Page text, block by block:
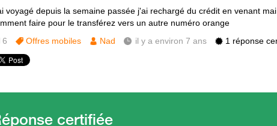
voyagé depuis la semaine passée j'ai rechargé du crédit en venant
faire pour le transférez vers un autre numéro orange
6 Offres mobiles Nad il y a environ 7 ans 1 réponse